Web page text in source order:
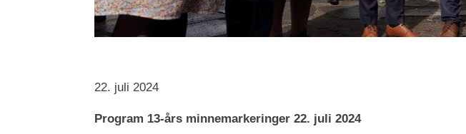
22. juli 2024
Program 13-års minnemarkeringer 22. juli 2024